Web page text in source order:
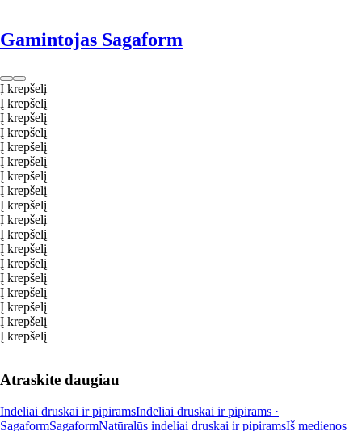
Gamintojas Sagaform
Į krepšelį
Į krepšelį
Į krepšelį
Į krepšelį
Į krepšelį
Į krepšelį
Į krepšelį
Į krepšelį
Į krepšelį
Į krepšelį
Į krepšelį
Į krepšelį
Į krepšelį
Į krepšelį
Į krepšelį
Į krepšelį
Į krepšelį
Į krepšelį
Atraskite daugiau
Indeliai druskai ir pipiramsIndeliai druskai ir pipirams ·
SagaformSagaformNatūralūs indeliai druskai ir pipiramsIš medienos